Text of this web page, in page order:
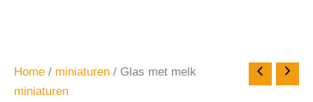
Home / miniaturen / Glas met melk
miniaturen